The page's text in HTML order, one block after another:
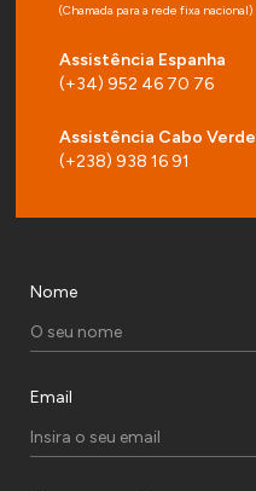
(Chamada para a rede fixa nacional)
Assistência Espanha
(+34) 952 46 70 76
Assistência Cabo Verde
(+238) 938 16 91
Nome
Email